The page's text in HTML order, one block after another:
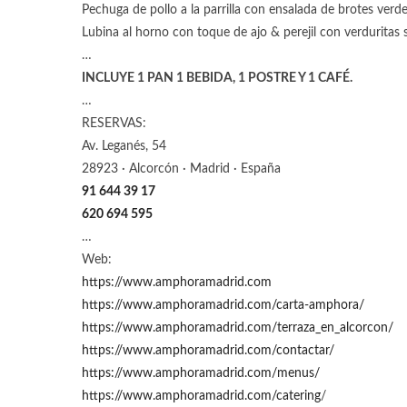
Pechuga de pollo a la parrilla con ensalada de brotes
Lubina al horno con toque de ajo & perejil con verduritas
…
INCLUYE 1 PAN 1 BEBIDA, 1 POSTRE Y 1 CAFÉ.
…
RESERVAS:
Av. Leganés, 54
28923 · Alcorcón · Madrid · España
91 644 39 17
620 694 595
…
Web:
https://www.amphoramadrid.com
https://www.amphoramadrid.com/carta-amphora/
https://www.amphoramadrid.com/terraza_en_alcorcon/
https://www.amphoramadrid.com/contactar/
https://www.amphoramadrid.com/menus/
https://www.amphoramadrid.com/catering/